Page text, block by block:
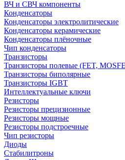
ВЧ и СВЧ компоненты
Конденсаторы
Конденсаторы электролитические
Конденсаторы керамические
Конденсаторы плёночные
Чип конденсаторы
Транзисторы
Транзисторы полевые (FET,
Транзисторы биполярные
Транзисторы IGBT
Интеллектуальные ключи
Резисторы
Резисторы прецизионные
Резисторы мощные
Резисторы подстроечные
Чип резисторы
Диоды
Стабилитроны